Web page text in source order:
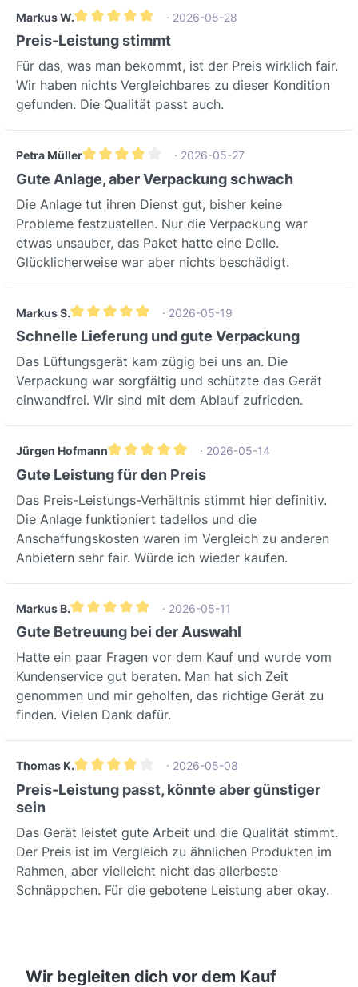
(60% Effizienz)AbluftfilterISO
ePM10Hohe Filterleistung für Abluft
(60% Effizienz)Sommer-BypassJa
(100% automatisch)Natürliche Kühlung
in warmen PeriodenKabelgebundene
integrierte
HeizungAbmessungMaßHinweisBreite7
92 mmKompakte BauweiseHöhe952
mmOptimiert für
WandmontageTiefe591 mmGeringer
PlatzbedarfGewicht50 kgRobust und
stabilNenndurchmesser Kanal160
mmStandardanschlussgrößeAusrichtun
gLiegendFür flexible
InstallationZuluftanschlussLinksSpezifis
AnschlusskonfigurationEinsatzbereiche
& AnwendungsszenarienIdeal für
Einfamilienhäuser und größere
Wohnungen, die eine durchgängig
frische und gesunde Raumluft
erfordern.Perfekt geeignet für
Allergiker und sensible Personen, da
die effektive Filterung Pollen und
Feinstaub reduziert.Optimale Lösung
für energiebewusste Bauherren und
Sanierer, die Wert auf höchste
Energieeffizienz und Komfort
legen.Hersteller & QualitätDas Zehnder
stammt vom renommierten Hersteller
Zehnder, einem führenden Spezialisten
für Komfortlüftungssysteme. Zehnder
steht für erstklassige Qualität,
Langlebigkeit und innovative Lösungen
Standards erfüllen.Sorgen Sie jetzt für
ein gesundes und energieeffizientes
Zuhause!Entdecken Sie die Vorteile des
ein unvergleichlich frisches Raumklima
für sich und Ihre Familie. Wir beraten
Sie gerne bei der Auswahl des
passenden Lüftungssystems.
Markus W.
Durchschnittliche Bewertung von 5 von 5 Sternen
· 2026-05-28
Preis-Leistung stimmt
Für das, was man bekommt, ist der Preis wirklich fair.
Wir haben nichts Vergleichbares zu dieser Kondition
gefunden. Die Qualität passt auch.
Petra Müller
Durchschnittliche Bewertung von 4 von 5 Sternen
· 2026-05-27
Gute Anlage, aber Verpackung schwach
Die Anlage tut ihren Dienst gut, bisher keine
Probleme festzustellen. Nur die Verpackung war
etwas unsauber, das Paket hatte eine Delle.
Glücklicherweise war aber nichts beschädigt.
Markus S.
Durchschnittliche Bewertung von 5 von 5 Sternen
· 2026-05-19
Schnelle Lieferung und gute Verpackung
Das Lüftungsgerät kam zügig bei uns an. Die
Verpackung war sorgfältig und schützte das Gerät
einwandfrei. Wir sind mit dem Ablauf zufrieden.
Jürgen Hofmann
Durchschnittliche Bewertung von 5 von 5
· 2026-05-14
Gute Leistung für den Preis
Das Preis-Leistungs-Verhältnis stimmt hier definitiv.
Die Anlage funktioniert tadellos und die
Anschaffungskosten waren im Vergleich zu anderen
Anbietern sehr fair. Würde ich wieder kaufen.
Markus B.
Durchschnittliche Bewertung von 5 von 5 Sternen
· 2026-05-11
Gute Betreuung bei der Auswahl
Hatte ein paar Fragen vor dem Kauf und wurde vom
Kundenservice gut beraten. Man hat sich Zeit
genommen und mir geholfen, das richtige Gerät zu
finden. Vielen Dank dafür.
Thomas K.
Durchschnittliche Bewertung von 4 von 5 Sternen
· 2026-05-08
Preis-Leistung passt, könnte aber günstiger
sein
Das Gerät leistet gute Arbeit und die Qualität stimmt.
Der Preis ist im Vergleich zu ähnlichen Produkten im
Rahmen, aber vielleicht nicht das allerbeste
Schnäppchen. Für die gebotene Leistung aber okay.
Wir begleiten dich vor dem Kauf